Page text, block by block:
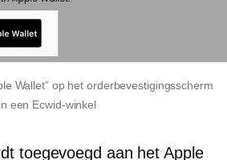
Wallet” op het orderbevestigingsscherm
in een Ecwid-winkel
toegevoegd aan het Apple